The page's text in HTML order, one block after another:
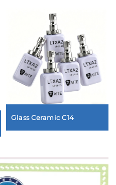
Glass Ceramic C14